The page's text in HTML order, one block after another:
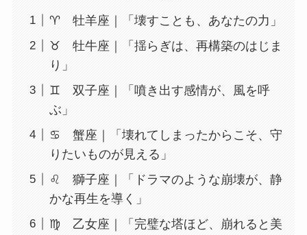
♈ 牡羊座｜「壊すことも、あなたの力」
♉ 牡牛座｜「揺らぎは、再構築のはじま
り」
♊ 双子座｜「噴き出す感情が、風を呼
ぶ」
♋ 蟹座｜「壊れてしまったからこそ、守
りたいものが見える」
♌ 獅子座｜「ドラマのような崩壊が、静
かな再生を導く」
♍ 乙女座｜「完璧な塔ほど、崩れると美